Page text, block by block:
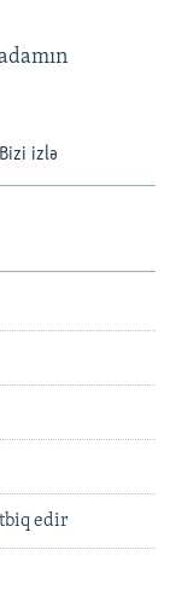
Bizi izlə
edir